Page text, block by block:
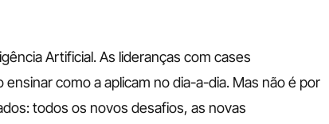
Artificial. As lideranças com cases
como a aplicam no dia-a-dia. Mas não é por
todos os novos desafios, as novas